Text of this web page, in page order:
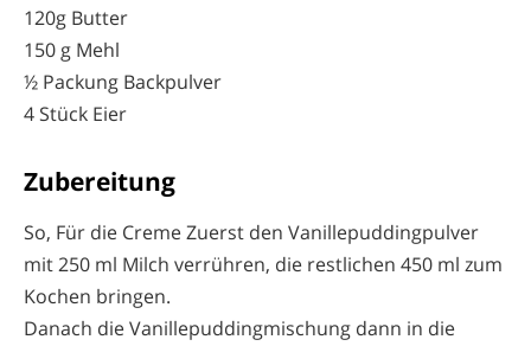
120g Butter
150 g Mehl
½ Packung Backpulver
4 Stück Eier
Zubereitung
So, Für die Creme Zuerst den Vanillepuddingpulver
mit 250 ml Milch verrühren, die restlichen 450 ml zum
Kochen bringen.
Danach die Vanillepuddingmischung dann in die